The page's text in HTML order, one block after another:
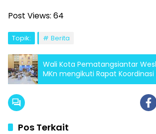
Post Views: 64
Topik: Berita
Wali Kota Pematangsiantar
MKn mengikuti Rapat Koordinasi
Pembahasan Langkah Konkret
Mengantisipasi Momentum
Pos Terkait